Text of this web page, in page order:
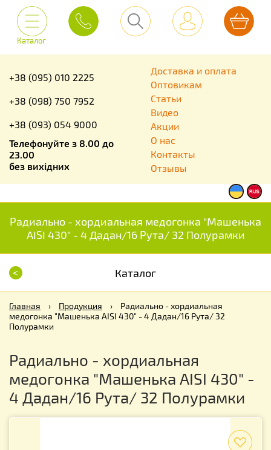
Каталог
+38 (095) 010 2225
+38 (098) 750 7952
+38 (093) 054 9000
Телефонуйте з 8.00 до
23.00
без вихідних
Доставка и оплата
Оптовикам
Статьи
Видео
Акции
О нас
Контакты
Отзывы
Радиально - хордиальная медогонка "Машенька
AISI 430" - 4 Дадан/16 Рута/ 32 Полурамки
< Каталог
Главная › Продукция ›
Радиально - хордиальная
медогонка "Машенька AISI 430" - 4 Дадан/16 Рута/ 32
Полурамки
Радиально - хордиальная
медогонка "Машенька AISI 430" -
4 Дадан/16 Рута/ 32 Полурамки